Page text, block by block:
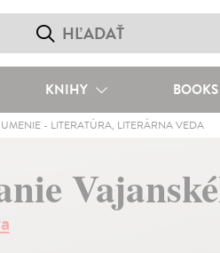
KNIHY BOOKS
UMENIE - LITERATÚRA, LITERÁRNA VEDA